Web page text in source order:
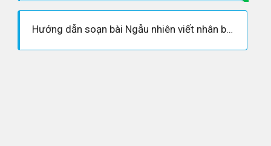
Hướng dẫn soạn bài Ngẫu nhiên viết nhân buổi mới về quê - Ngữ văn 7